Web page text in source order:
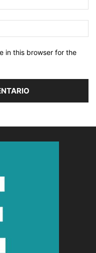
in this browser for the